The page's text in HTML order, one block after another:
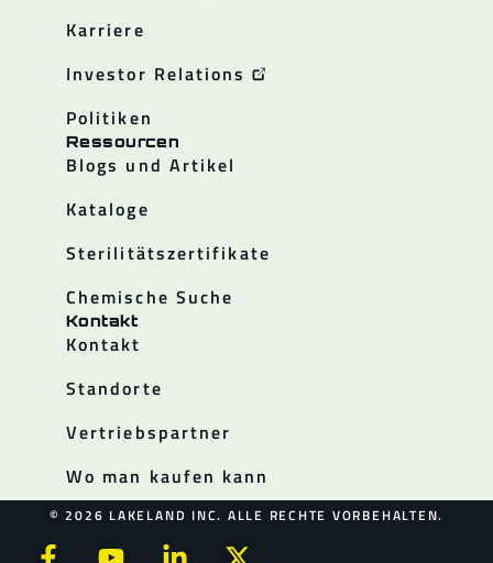
Karriere
Investor Relations
Politiken
Ressourcen
Blogs und Artikel
Kataloge
Sterilitätszertifikate
Chemische Suche
Kontakt
Kontakt
Standorte
Vertriebspartner
Wo man kaufen kann
© 2026 LAKELAND INC. ALLE RECHTE VORBEHALTEN.